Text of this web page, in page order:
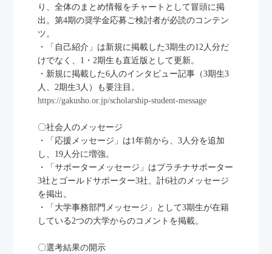
お知らせ一覧
財団について
奨学生のメッセージ
社会人（関係者）のメッセージ
募集要項
応募ログインと新規登録
寄付や協賛のお願い
お問い合わせ
企業向け資料請求
選考結果の開示
り、全体のまとめ情報をチャートとして冒頭に掲
出。第4期の奨学金応募ご検討者が必読のコンテン
ツ。
・「自己紹介」は新規に掲載した3期生の12人分だ
けでなく、1・2期生も直近版として更新。
・新規に掲載した6人のインタビュー記事（3期生3
人、2期生3人）も要注目。
https://gakusho.or.jp/scholarship-student-message
〇社会人のメッセージ
・「応援メッセージ」は1年前から、3人分を追加
し、19人分に増強。
・「サポーターメッセージ」はプラチナサポーター
3社とゴールドサポーター3社、計6社のメッセージ
を掲出。
・「大学事務部門メッセージ」として3期生が在籍
している2つの大学からのコメントを掲載。
〇選考結果の開示